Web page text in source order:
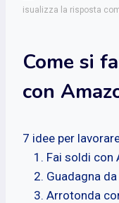
isualizza la risposta
Come si
con
7 idee per
Fai soldi con
Guadagna
Arrotonda